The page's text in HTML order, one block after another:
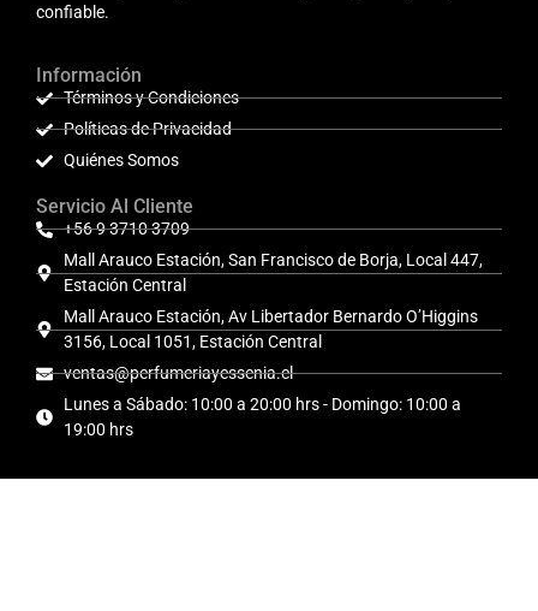
confiable.
Información
Términos y Condiciones
Políticas de Privacidad
Quiénes Somos
Servicio Al Cliente
+56 9 3710 3709
Mall Arauco Estación, San Francisco de Borja, Local 447,
Estación Central
Mall Arauco Estación, Av Libertador Bernardo O’Higgins
3156, Local 1051, Estación Central
ventas@perfumeriayessenia.cl
Lunes a Sábado: 10:00 a 20:00 hrs - Domingo: 10:00 a
19:00 hrs